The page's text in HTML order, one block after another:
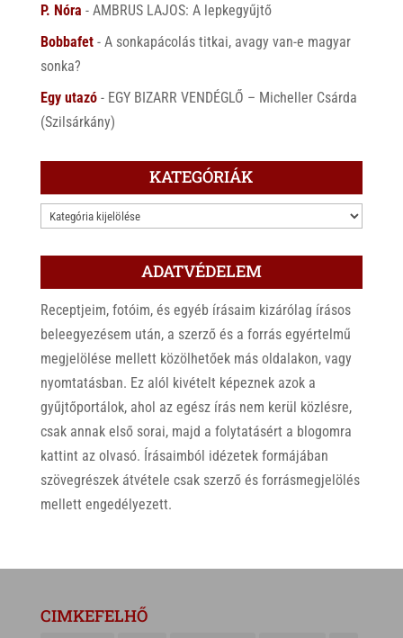
P. Nóra - AMBRUS LAJOS: A lepkegyűjtő
Bobbafet- A sonkapácolás titkai, avagy van-e magyar
sonka?
Egy utazó- EGY BIZARR VENDÉGLŐ – Micheller Csárda
(Szilsárkány)
KATEGÓRIÁK
KATEGÓRIÁK
ADATVÉDELEM
Receptjeim, fotóim, és egyéb írásaim kizárólag írásos
beleegyezésem után, a szerző és a forrás egyértelmű
megjelölése mellett közölhetőek más oldalakon, vagy
nyomtatásban. Ez alól kivételt képeznek azok a
gyűjtőportálok, ahol az egész írás nem kerül közlésre,
csak annak első sorai, majd a folytatásért a blogomra
kattint az olvasó. Írásaimból idézetek formájában
szövegrészek átvétele csak szerző és forrásmegjelölés
mellett engedélyezett.
CIMKEFELHŐ